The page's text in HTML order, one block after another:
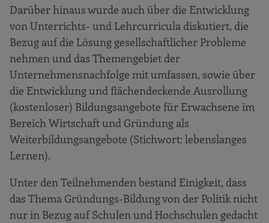
Darüber hinaus wurde auch über die Entwicklung
von Unterrichts- und Lehrcurricula diskutiert, die
Bezug auf die Lösung gesellschaftlicher Probleme
nehmen und das Themengebiet der
Unternehmensnachfolge mit umfassen, sowie über
die Entwicklung und flächendeckende Ausrollung
(kostenloser) Bildungsangebote für Erwachsene im
Bereich Wirtschaft und Gründung als
Weiterbildungsangebote (Stichwort: lebenslanges
Lernen).
Unter den Teilnehmenden bestand Einigkeit, dass
das Thema Gründungs-Bildung von der Politik nicht
nur in Bezug auf Schulen und Hochschulen gedacht